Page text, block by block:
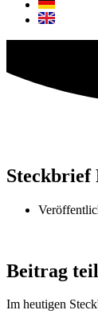
Steckbrief
Beitrag
Im heutigen